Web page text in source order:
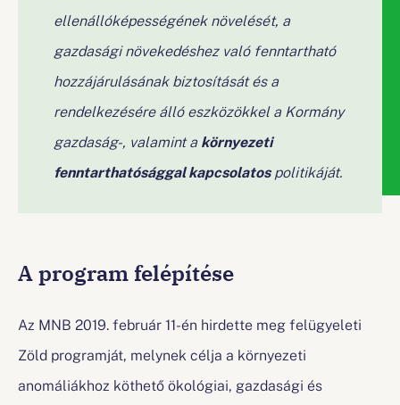
ellenállóképességének növelését, a
gazdasági növekedéshez való fenntartható
hozzájárulásának biztosítását és a
rendelkezésére álló eszközökkel a Kormány
gazdaság-, valamint akörnyezeti
fenntarthatósággal kapcsolatospolitikáját.
A program felépítése
Az MNB 2019. február 11-én hirdette meg felügyeleti
Zöld programját, melynek célja a környezeti
anomáliákhoz köthető ökológiai, gazdasági és